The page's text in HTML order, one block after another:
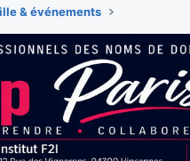
& événements